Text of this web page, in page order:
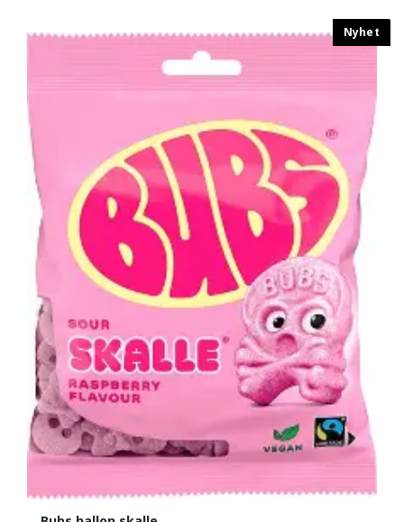
Nyhet